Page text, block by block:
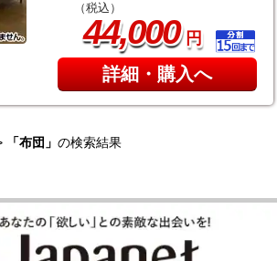
（税込）
44,000円
詳細・購入へ
「布団」 の検索結果